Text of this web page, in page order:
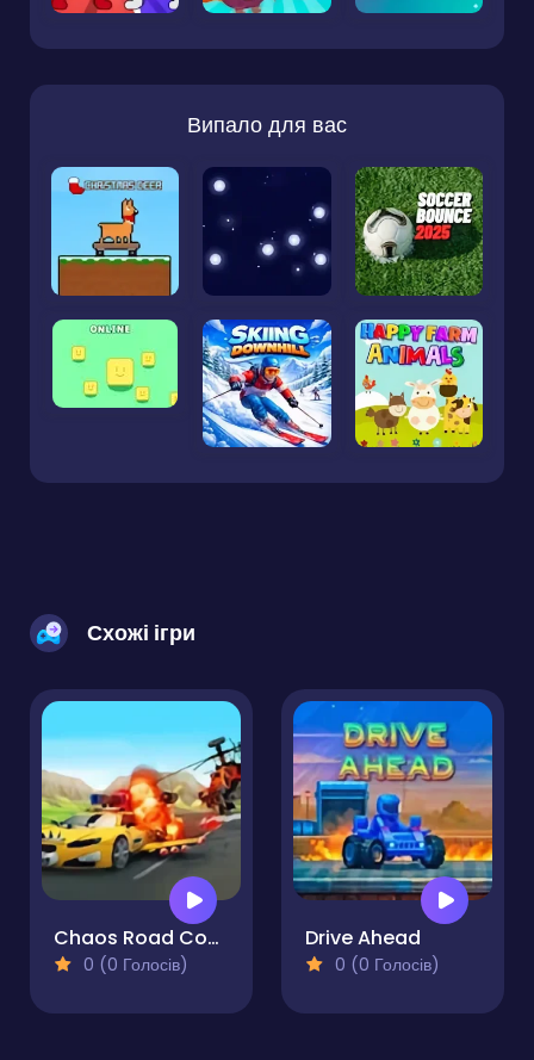
Випало для вас
Схожі ігри
Chaos Road Combat Car Racing
0 (0 Голосів)
Drive Ahead
0 (0 Голосів)